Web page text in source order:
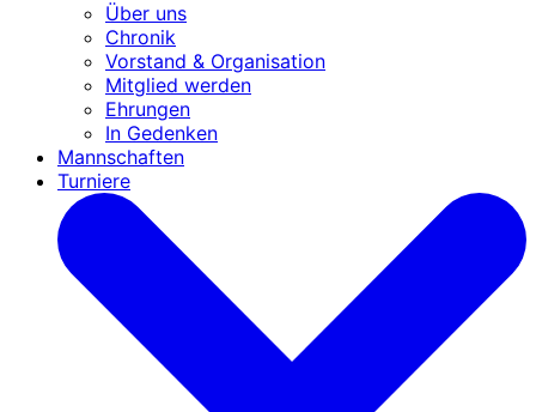
Über uns
Chronik
Vorstand & Organisation
Mitglied werden
Ehrungen
In Gedenken
Mannschaften
Turniere